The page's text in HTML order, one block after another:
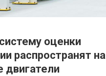
оценки
распространят на
двигатели